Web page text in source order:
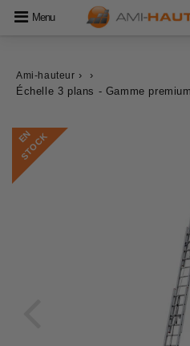
Menu
Ami-hauteur ›
›
Échelle 3 plans - Gamme
E
N
S
T
O
C
K